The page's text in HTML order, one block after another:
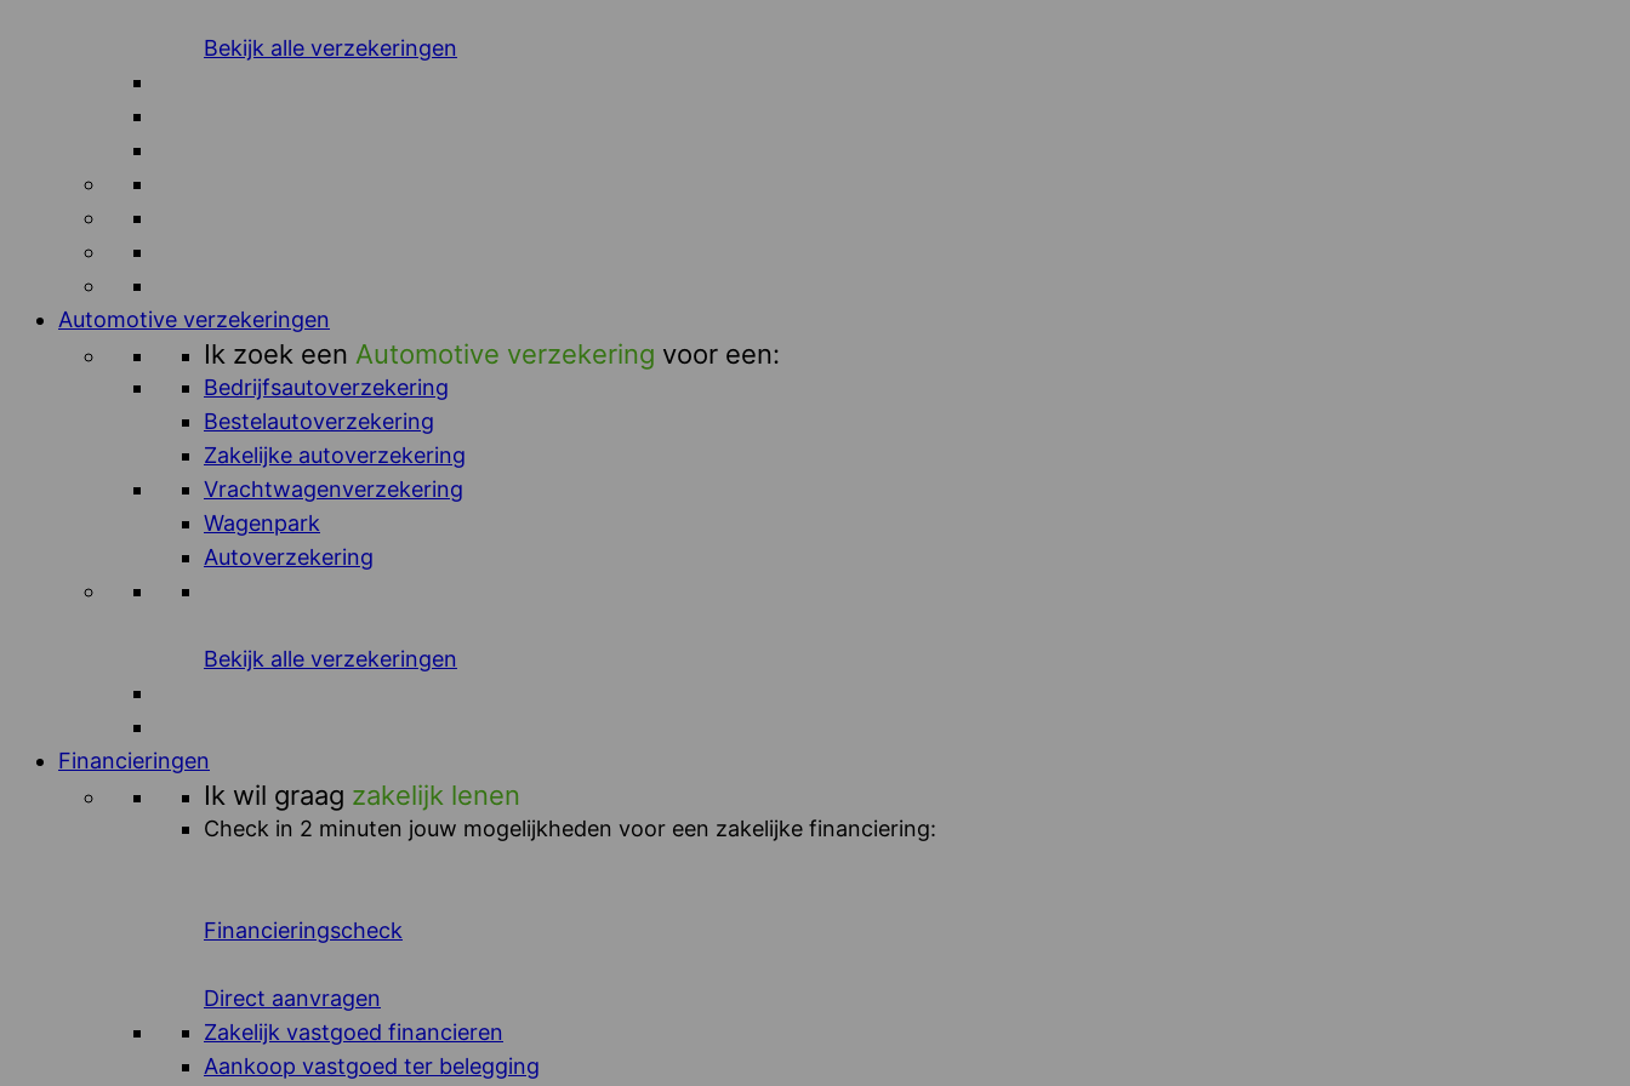
Bekijk alle verzekeringen
Automotive verzekeringen
Ik zoek een Automotive verzekering voor een:
Bedrijfsautoverzekering
Bestelautoverzekering
Zakelijke autoverzekering
Vrachtwagenverzekering
Wagenpark
Autoverzekering
Bekijk alle verzekeringen
Financieringen
Ik wil graag zakelijk lenen
Check in 2 minuten jouw mogelijkheden voor een zakelijke financiering:
Financieringscheck
Direct aanvragen
Zakelijk vastgoed financieren
Aankoop vastgoed ter belegging